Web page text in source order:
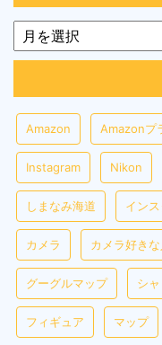
Amazon Amazonプ
Instagram Nikon
しまなみ海道 イン
カメラ カメラ好き
グーグルマップ シ
フィギュア マップ